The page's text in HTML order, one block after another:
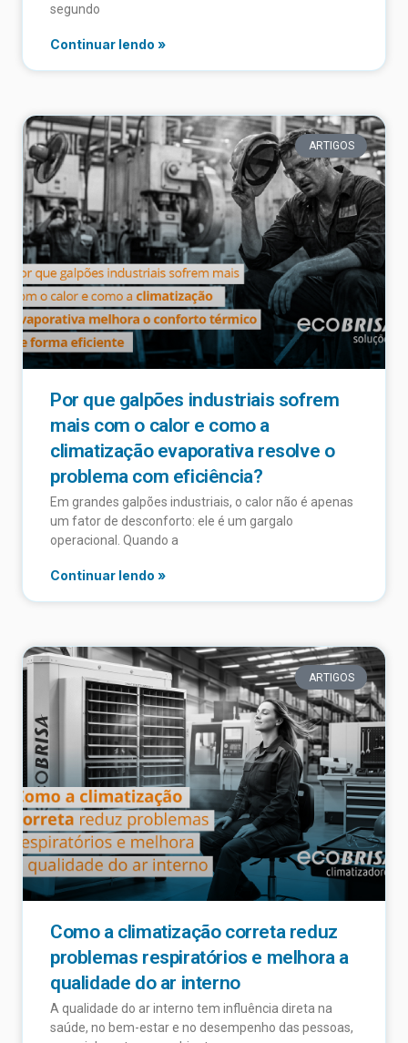
segundo
Continuar lendo »
ARTIGOS
Por que galpões industriais sofrem
mais com o calor e como a
climatização evaporativa resolve o
problema com eficiência?
Em grandes galpões industriais, o calor não é apenas
um fator de desconforto: ele é um gargalo
operacional. Quando a
Continuar lendo »
ARTIGOS
Como a climatização correta reduz
problemas respiratórios e melhora a
qualidade do ar interno
A qualidade do ar interno tem influência direta na
saúde, no bem-estar e no desempenho das pessoas,